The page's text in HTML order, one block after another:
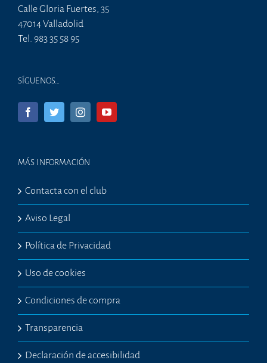
Calle Gloria Fuertes, 35
47014 Valladolid
Tel. 983 35 58 95
SÍGUENOS…
MÁS INFORMACIÓN
Contacta con el club
Aviso Legal
Política de Privacidad
Uso de cookies
Condiciones de compra
Transparencia
Declaración de accesibilidad